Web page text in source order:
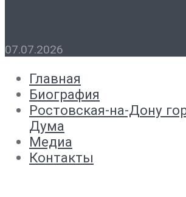
07.07.2026
Главная
Биография
Ростовская-на-Дону
Дума
Медиа
Контакты